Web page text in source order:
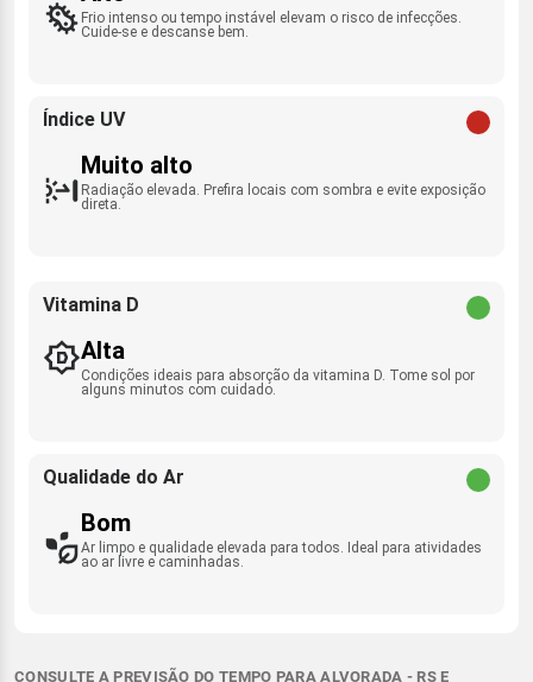
Frio intenso ou tempo instável elevam o risco de infecções.
Cuide-se e descanse bem.
Índice UV
Muito alto
Radiação elevada. Prefira locais com sombra e evite exposição
direta.
Vitamina D
Alta
Condições ideais para absorção da vitamina D. Tome sol por
alguns minutos com cuidado.
Qualidade do Ar
Bom
Ar limpo e qualidade elevada para todos. Ideal para atividades
ao ar livre e caminhadas.
CONSULTE A PREVISÃO DO TEMPO PARA ALVORADA - RS E